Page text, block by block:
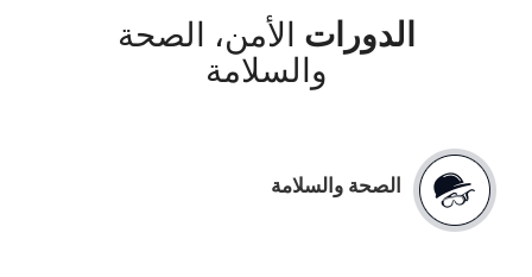
الدورات الأمن، الصحة
والسلامة
الصحة والسلامة